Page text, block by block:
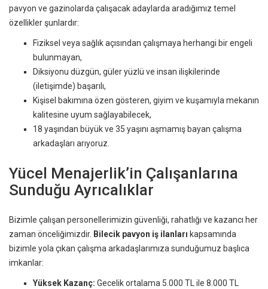
pavyon ve gazinolarda çalışacak adaylarda aradığımız temel
özellikler şunlardır:
Fiziksel veya sağlık açısından çalışmaya herhangi bir engeli
bulunmayan,
Diksiyonu düzgün, güler yüzlü ve insan ilişkilerinde
(iletişimde) başarılı,
Kişisel bakımına özen gösteren, giyim ve kuşamıyla mekanın
kalitesine uyum sağlayabilecek,
18 yaşından büyük ve 35 yaşını aşmamış bayan çalışma
arkadaşları arıyoruz.
Yücel Menajerlik’in Çalışanlarına
Sunduğu Ayrıcalıklar
Bizimle çalışan personellerimizin güvenliği, rahatlığı ve kazancı her
zaman önceliğimizdir. Bilecik pavyon iş ilanları kapsamında
bizimle yola çıkan çalışma arkadaşlarımıza sunduğumuz başlıca
imkanlar:
Yüksek Kazanç: Gecelik ortalama 5.000 TL ile 8.000 TL